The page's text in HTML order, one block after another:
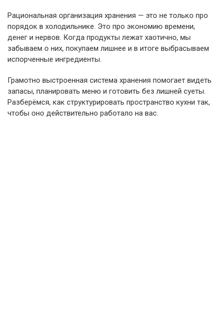
Рациональная организация хранения — это не только про
порядок в холодильнике. Это про экономию времени,
денег и нервов. Когда продукты лежат хаотично, мы
забываем о них, покупаем лишнее и в итоге выбрасываем
испорченные ингредиенты.
Грамотно выстроенная система хранения помогает видеть
запасы, планировать меню и готовить без лишней суеты.
Разберёмся, как структурировать пространство кухни так,
чтобы оно действительно работало на вас.